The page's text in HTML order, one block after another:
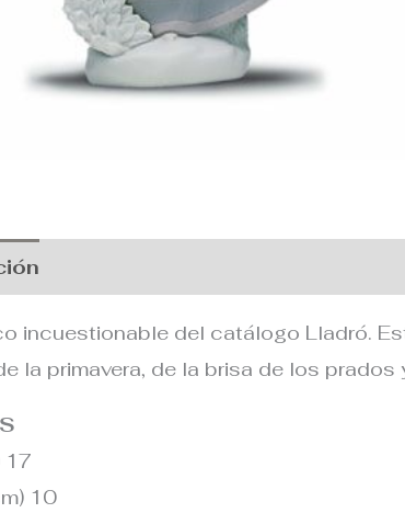
incuestionable del catálogo Lladró.
la primavera, de la brisa de los
17
10